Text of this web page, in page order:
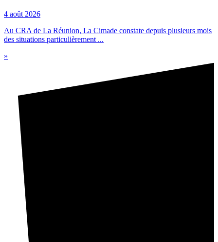
4 août 2026
Au CRA de La Réunion, La Cimade constate depuis plusieurs mois
des situations particulièrement ...
»